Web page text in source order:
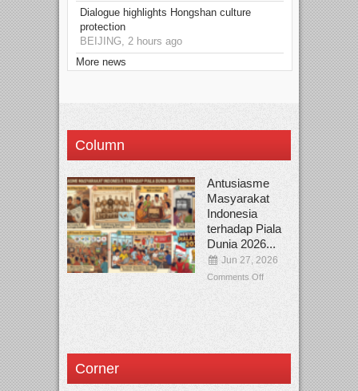
Dialogue highlights Hongshan culture
protection
BEIJING, 2 hours ago
More news
Column
Antusiasme
Masyarakat
Indonesia
terhadap Piala
Dunia 2026...
Jun 27, 2026
Comments Off
Corner